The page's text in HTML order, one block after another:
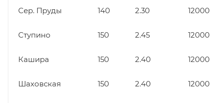
Сер. Пруды 140 2.30 12000
Ступино 150 2.45 12000
Кашира 150 2.40 12000
Шаховская 150 2.40 12000